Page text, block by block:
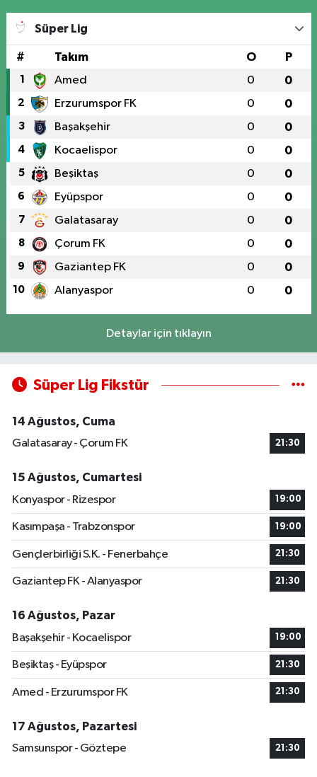
Süper Lig
# Takım O P
1 Amed 0 0
2 Erzurumspor FK 0 0
3 Başakşehir 0 0
4 Kocaelispor 0 0
5 Beşiktaş 0 0
6 Eyüpspor 0 0
7 Galatasaray 0 0
8 Çorum FK 0 0
9 Gaziantep FK 0 0
10 Alanyaspor 0 0
Detaylar için tıklayın
Süper Lig Fikstür
14 Ağustos, Cuma
Galatasaray - Çorum FK
21:30
15 Ağustos, Cumartesi
Konyaspor - Rizespor
19:00
Kasımpaşa - Trabzonspor 19:00
Gençlerbirliği S.K. - Fenerbahçe 21:30
Gaziantep FK - Alanyaspor 21:30
16 Ağustos, Pazar
Başakşehir - Kocaelispor
19:00
Beşiktaş - Eyüpspor 21:30
Amed - Erzurumspor FK 21:30
17 Ağustos, Pazartesi
Samsunspor - Göztepe
21:30